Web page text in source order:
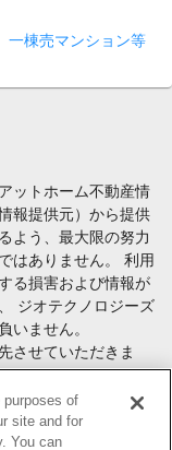
一棟売マンション等
ットホーム不動産情
報提供元）から提供
よう、最大限の努力
はありません。 利用
る損害および情報が
ジオテクノロジーズ
いません。
させていただきま
す）の際には、内容
な説明を受け、ご自
of
site and for
You can